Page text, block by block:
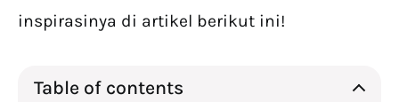
inspirasinya di artikel berikut ini!
Table of contents